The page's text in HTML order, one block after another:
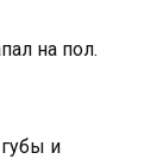
на пол.
и